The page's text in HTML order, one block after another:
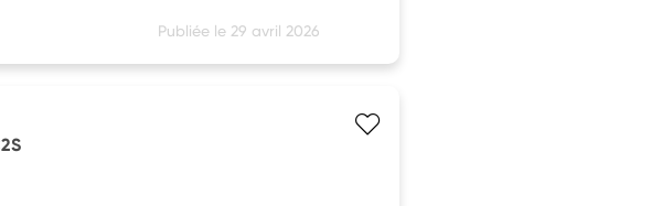
Publiée le 29 avril 2026